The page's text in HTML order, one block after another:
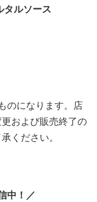
タルソース
のになります。店
および販売終了の
ください。
中！／